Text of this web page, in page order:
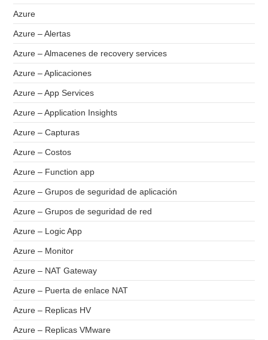
Azure
Azure – Alertas
Azure – Almacenes de recovery services
Azure – Aplicaciones
Azure – App Services
Azure – Application Insights
Azure – Capturas
Azure – Costos
Azure – Function app
Azure – Grupos de seguridad de aplicación
Azure – Grupos de seguridad de red
Azure – Logic App
Azure – Monitor
Azure – NAT Gateway
Azure – Puerta de enlace NAT
Azure – Replicas HV
Azure – Replicas VMware